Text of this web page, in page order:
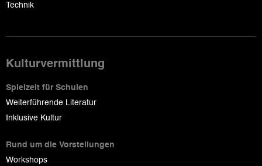
Technik
Kulturvermittlung
Spielzeit für Schulen
Weiterführende Literatur
Inklusive Kultur
Rund um die Vorstellungen
Workshops